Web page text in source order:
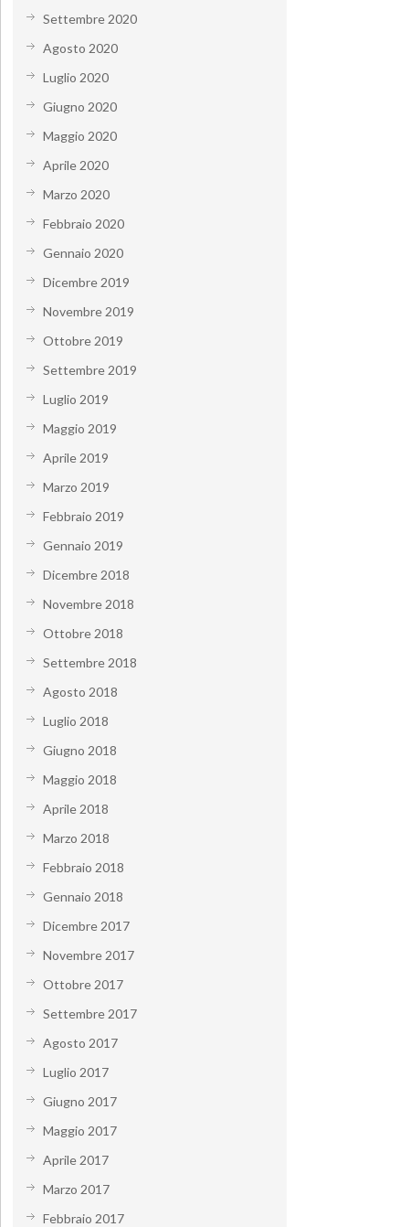
Settembre 2020
Agosto 2020
Luglio 2020
Giugno 2020
Maggio 2020
Aprile 2020
Marzo 2020
Febbraio 2020
Gennaio 2020
Dicembre 2019
Novembre 2019
Ottobre 2019
Settembre 2019
Luglio 2019
Maggio 2019
Aprile 2019
Marzo 2019
Febbraio 2019
Gennaio 2019
Dicembre 2018
Novembre 2018
Ottobre 2018
Settembre 2018
Agosto 2018
Luglio 2018
Giugno 2018
Maggio 2018
Aprile 2018
Marzo 2018
Febbraio 2018
Gennaio 2018
Dicembre 2017
Novembre 2017
Ottobre 2017
Settembre 2017
Agosto 2017
Luglio 2017
Giugno 2017
Maggio 2017
Aprile 2017
Marzo 2017
Febbraio 2017